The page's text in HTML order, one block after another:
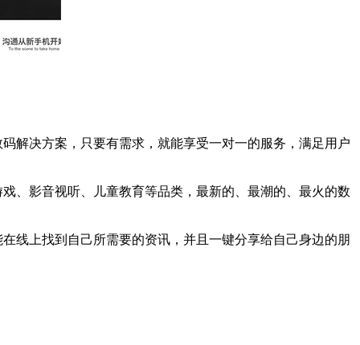
解决方案，只要有需求，就能享受一对一的服务，满足用户
、影音视听、儿童教育等品类，最新的、最潮的、最火的数
线上找到自己所需要的资讯，并且一键分享给自己身边的朋